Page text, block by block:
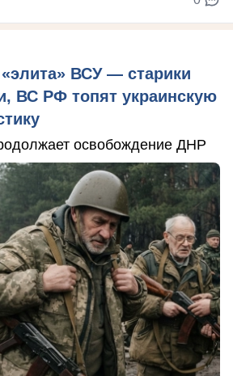
ВСУ — старики
ВС РФ топят украинскую
освобождение ДНР